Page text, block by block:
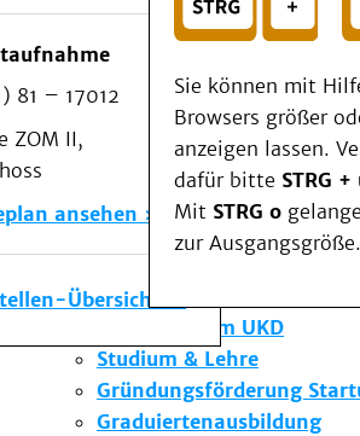
oder
Wählen Sie ein Thema für Ihren
81 – 17012
ZOM II,
ansehen
Übersicht
Sie können mit
Browsers größer
anzeigen lassen.
dafür bitte STRG
Mit STRG o
zur Ausgangsgröße.
Patienten & Besucher
Kliniken/Institute/Zentren
Als Patient am UKD
Beratung und
Veranstaltungen
Kommunikation im
Notfall
Forschung & Lehre
Die Institute des UKD
Forschung am UKD
Studium & Lehre
Gründungsförderung
Graduiertenausbildung